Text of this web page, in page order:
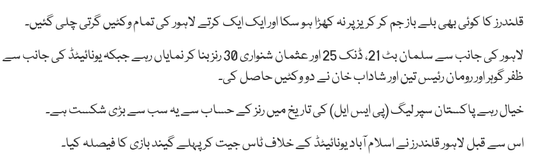
قلندرز کا کوئی بھی بلے باز جم کر کریز پر نہ کھڑا ہو سکا اور ایک ایک کرتے لاہور کی تمام وکٹیں گرتی چلی گئیں۔
لاہور کی جانب سے سلمان بٹ 21، ڈنک 25 اور عثمان شنواری 30 رنز بنا کر نمایاں رہے جبکہ یونائیٹڈ کی جانب سے
ظفر گوہر اور رومان رئیس تین اور شاداب خان نے دو وکٹیں حاصل کی۔
خیال رہے پاکستان سپر لیگ (پی ایس ایل) کی تاریخ میں رنز کے حساب سے یہ سب سے بڑی شکست ہے۔
اس سے قبل لاہور قلندرز نے اسلام آباد یونائیٹڈ کے خلاف ٹاس جیت کر پہلے گیند بازی کا فیصلہ کیا۔